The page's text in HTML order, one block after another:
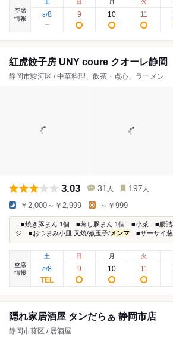
空席
情報
土
8/8
日
9
月
10
火
11
紅虎餃子房 UNY coure クオーレ静岡
静岡市駿河区 / 中華料理、飲茶・点心、ラーメン
3.03 31 人 197 人
￥2,000～￥2,999 ～￥999
...■焼き豚まん 1個 ■蒸し豚まん 1個 ■小菜 ■腸詰
ジ ■おつまみ小皿 叉焼/煮玉子/メンマ ■ザーサイ葱
空席
情報
土
8/8
日
9
月
10
火
11
隠れ家居酒屋 タンだらぁ 静岡市店
静岡市葵区 / 居酒屋